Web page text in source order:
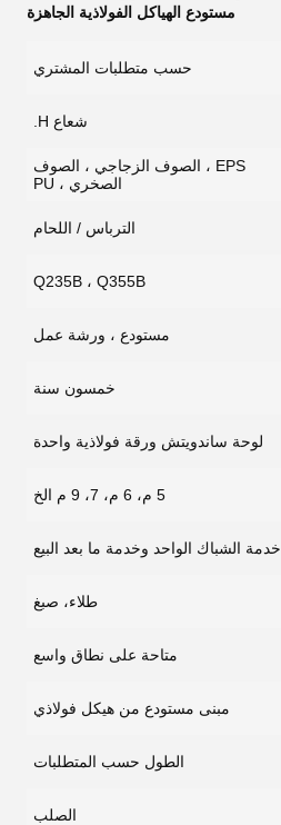
مستودع الهياكل الفولاذية الجاهزة
حسب متطلبات المشتري
شعاع H.
EPS ، الصوف الزجاجي ، الصوف
الصخري ، PU
الترباس / اللحام
Q235B ، Q355B
مستودع ، ورشة عمل
خمسون سنة
لوحة ساندويتش ورقة فولاذية واحدة
5 م، 6 م، 7، 9 م الخ
خدمة الشباك الواحد وخدمة ما بعد البيع
طلاء، صبغ
متاحة على نطاق واسع
مبنى مستودع من هيكل فولاذي
الطول حسب المتطلبات
الصلب